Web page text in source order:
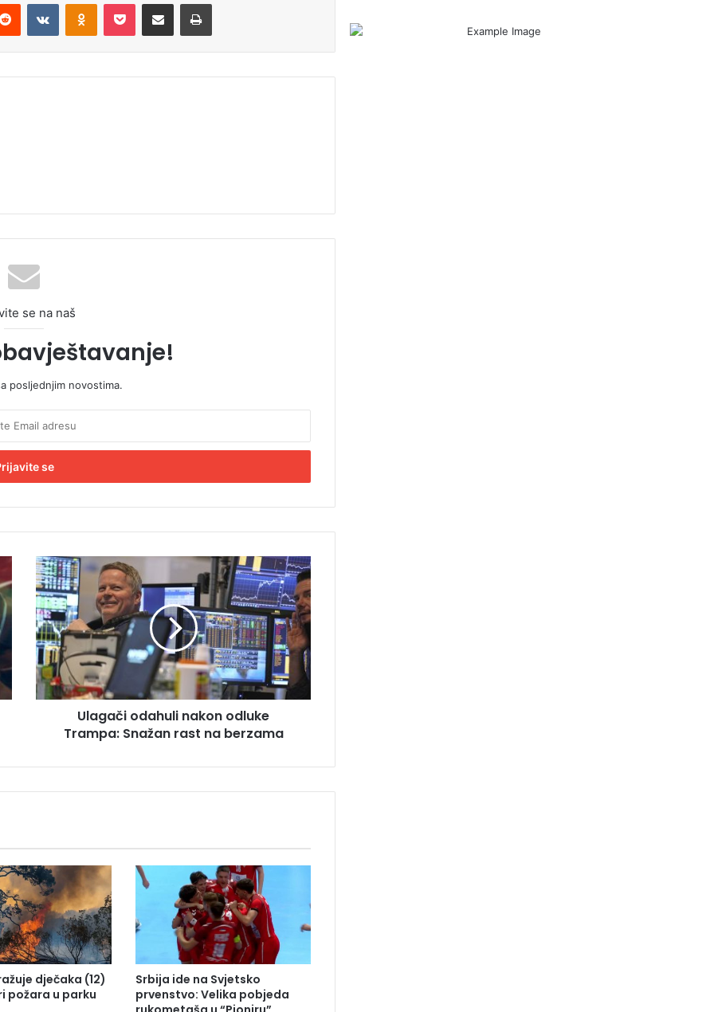
se na naš
posljednjim novostima.
U
l
a
g
a
č
i
o
d
l
o
n
o
d
l
u
k
e
T
r
Ulagači odahuli nakon odluke
Trampa: Snažan rast na berzama
dječaka (12)
požara u parku
Srbija ide na Svjetsko
prvenstvo: Velika pobjeda